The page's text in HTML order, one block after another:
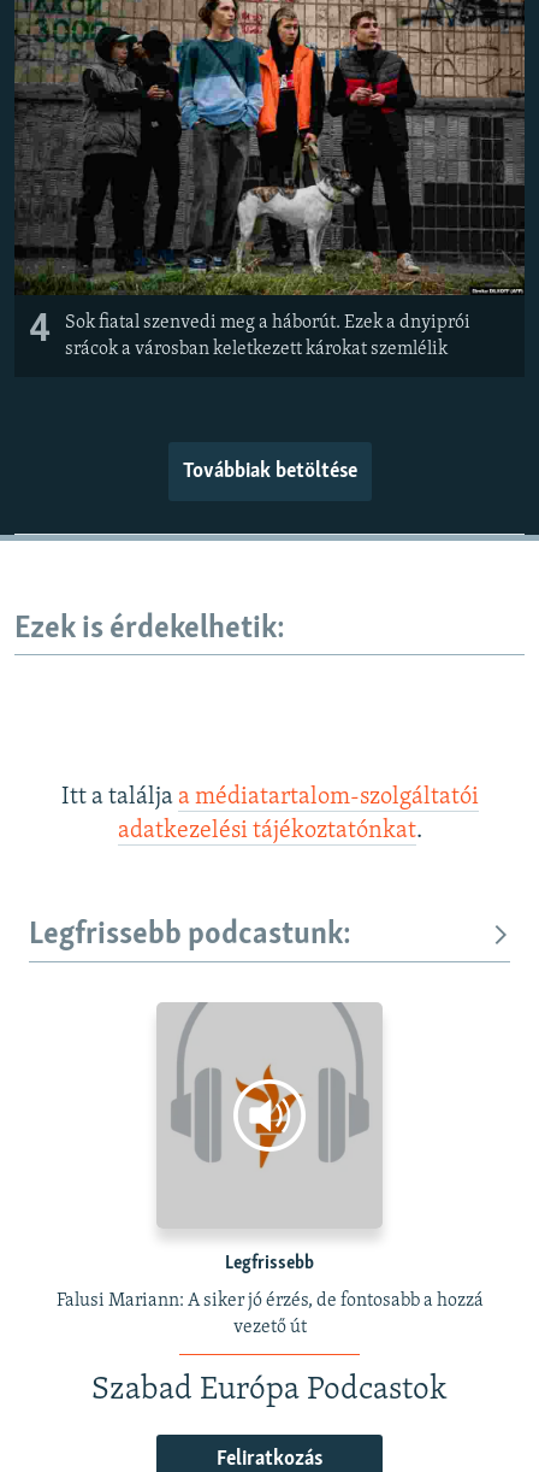
4
Sok fiatal szenvedi meg a háborút. Ezek a dnyiprói
srácok a városban keletkezett károkat szemlélik
Továbbiak betöltése
Ezek is érdekelhetik:
Itt a találja a médiatartalom-szolgáltatói
adatkezelési tájékoztatónkat.
Legfrissebb podcastunk:
Legfrissebb
Falusi Mariann: A siker jó érzés, de fontosabb a hozzá
vezető út
Szabad Európa Podcastok
Feliratkozás